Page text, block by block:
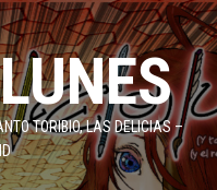
TORIBIO, LAS DELICIAS –